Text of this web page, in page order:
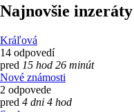
Najnovšie inzeráty
Kráľová
14 odpovedí
pred 15 hod 26 minút
Nové známosti
2 odpovede
pred 4 dni 4 hod